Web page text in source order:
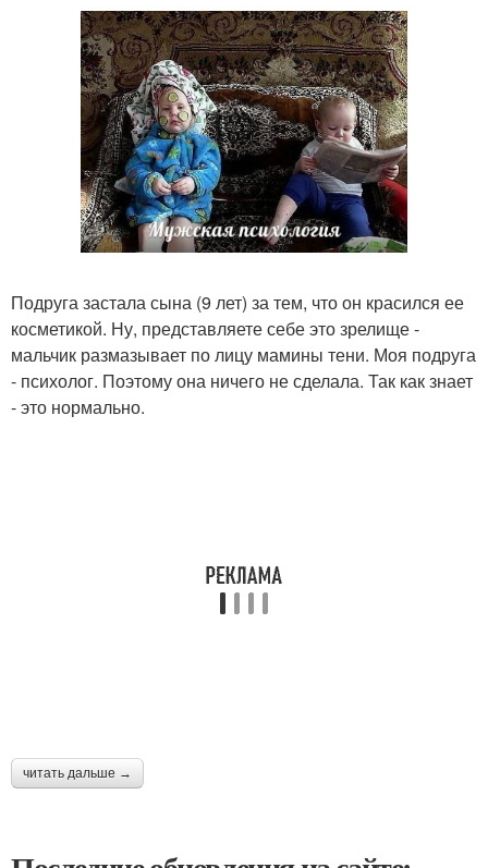
Подруга застала сына (9 лет) за тем, что он красился ее
косметикой. Ну, представляете себе это зрелище -
мальчик размазывает по лицу мамины тени. Моя подруга
- психолог. Поэтому она ничего не сделала. Так как знает
- это нормально.
читать дальше →